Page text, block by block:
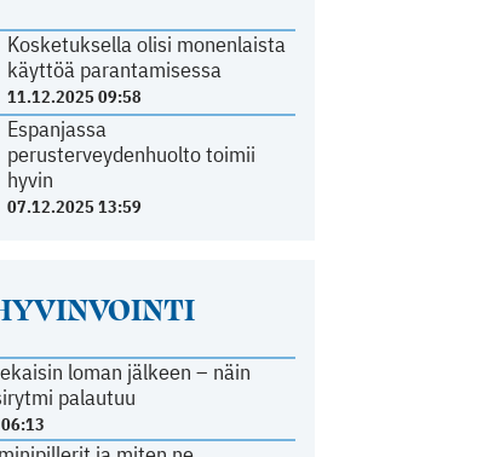
Kosketuksella olisi monenlaista
käyttöä parantamisessa
11.12.2025 09:58
Espanjassa
perusterveydenhuolto toimii
hyvin
07.12.2025 13:59
loman jälkeen – näin
palautuu